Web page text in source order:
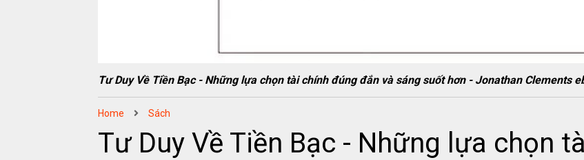
Tư Duy Về Tiền Bạc - Những lựa chọn tài chính đúng đắn và sáng suốt hơn - Jonathan Clements
Home Sách
Tư Duy Về Tiền Bạc - Những lựa chọn